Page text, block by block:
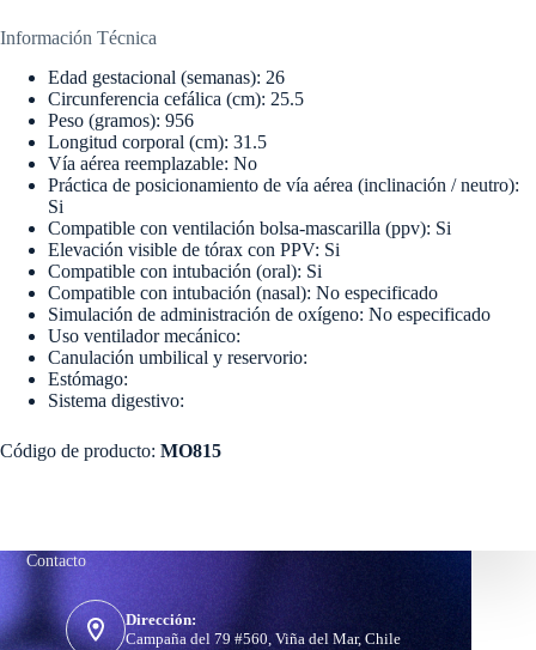
Información Técnica
Edad gestacional (semanas): 26
Circunferencia cefálica (cm): 25.5
Peso (gramos): 956
Longitud corporal (cm): 31.5
Vía aérea reemplazable: No
Práctica de posicionamiento de vía aérea (inclinación / neutro):
Si
Compatible con ventilación bolsa-mascarilla (ppv): Si
Elevación visible de tórax con PPV: Si
Compatible con intubación (oral): Si
Compatible con intubación (nasal): No especificado
Simulación de administración de oxígeno: No especificado
Uso ventilador mecánico:
Canulación umbilical y reservorio:
Estómago:
Sistema digestivo:
Código de producto: MO815
Contacto
Dirección:
Campaña del 79 #560, Viña del Mar, Chile